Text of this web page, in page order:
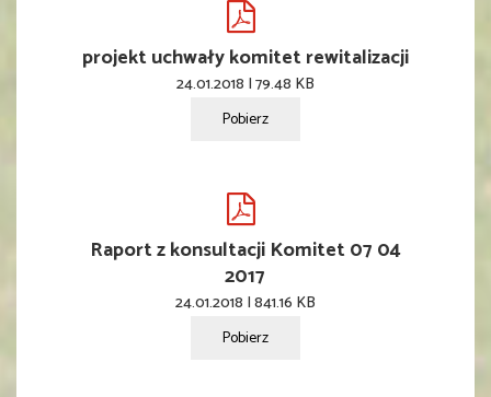
projekt uchwały komitet rewitalizacji
24.01.2018 | 79.48 KB
Pobierz
Raport z konsultacji Komitet 07 04
2017
24.01.2018 | 841.16 KB
Pobierz